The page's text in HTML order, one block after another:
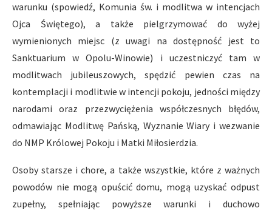
warunku (spowiedź, Komunia św. i modlitwa w intencjach
Ojca Świętego), a także pielgrzymować do wyżej
wymienionych miejsc (z uwagi na dostępność jest to
Sanktuarium w Opolu-Winowie) i uczestniczyć tam w
modlitwach jubileuszowych, spędzić pewien czas na
kontemplacji i modlitwie w intencji pokoju, jedności między
narodami oraz przezwyciężenia współczesnych błędów,
odmawiając Modlitwę Pańską, Wyznanie Wiary i wezwanie
do NMP Królowej Pokoju i Matki Miłosierdzia.
Osoby starsze i chore, a także wszystkie, które z ważnych
powodów nie mogą opuścić domu, mogą uzyskać odpust
zupełny, spełniając powyższe warunki i duchowo